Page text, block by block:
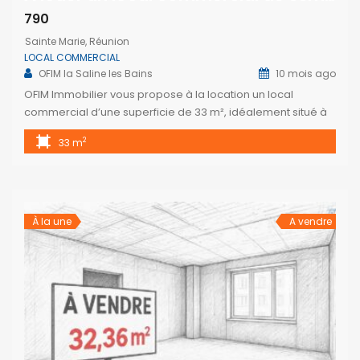
790
Sainte Marie, Réunion
LOCAL COMMERCIAL
OFIM la Saline les Bains
10 mois ago
OFIM Immobilier vous propose à la location un local
commercial d’une superficie de 33 m², idéalement situé à
La Grande Montée, Sainte-Marie, à proximité immédiate du
bureau de poste, d’une pharmacie et de nombreux
possibilités d’exploitation : auto-école, […]
33 m2
À la une A vendre